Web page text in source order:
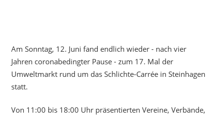
Am Sonntag, 12. Juni fand endlich wieder - nach vier
Jahren coronabedingter Pause - zum 17. Mal der
Umweltmarkt rund um das Schlichte-Carrée in Steinhagen
statt.
Von 11:00 bis 18:00 Uhr präsentierten Vereine, Verbände,